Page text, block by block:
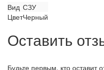
Вид СЗУ
ЦветЧерный
Оставить
Будьте первым, кто оставит